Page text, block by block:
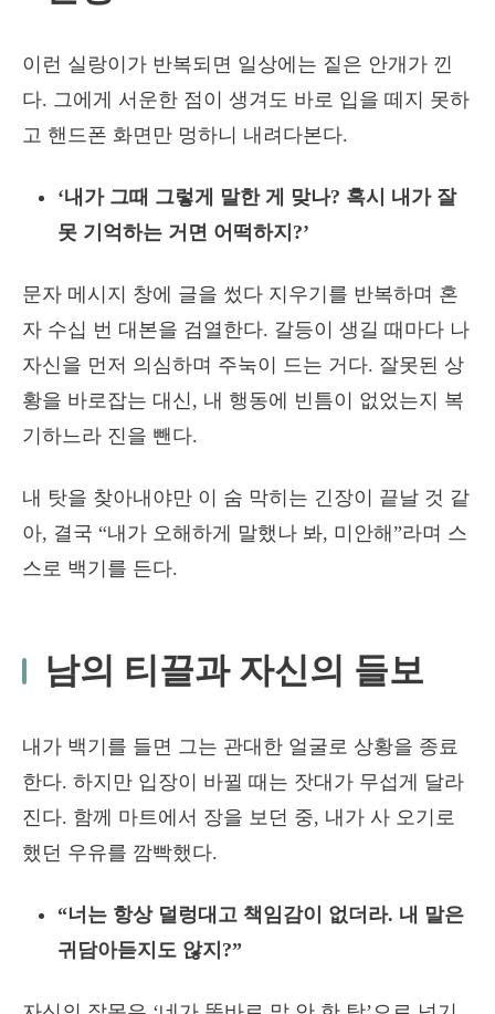
이런 실랑이가 반복되면 일상에는 짙은 안개가 낀
다. 그에게 서운한 점이 생겨도 바로 입을 떼지 못하
고 핸드폰 화면만 멍하니 내려다본다.
‘내가 그때 그렇게 말한 게 맞나? 혹시 내가 잘
못 기억하는 거면 어떡하지?’
문자 메시지 창에 글을 썼다 지우기를 반복하며 혼
자 수십 번 대본을 검열한다. 갈등이 생길 때마다 나
자신을 먼저 의심하며 주눅이 드는 거다. 잘못된 상
황을 바로잡는 대신, 내 행동에 빈틈이 없었는지 복
기하느라 진을 뺀다.
내 탓을 찾아내야만 이 숨 막히는 긴장이 끝날 것 같
아, 결국 “내가 오해하게 말했나 봐, 미안해”라며 스
스로 백기를 든다.
남의 티끌과 자신의 들보
내가 백기를 들면 그는 관대한 얼굴로 상황을 종료
한다. 하지만 입장이 바뀔 때는 잣대가 무섭게 달라
진다. 함께 마트에서 장을 보던 중, 내가 사 오기로
했던 우유를 깜빡했다.
“너는 항상 덜렁대고 책임감이 없더라. 내 말은
귀담아듣지도 않지?”